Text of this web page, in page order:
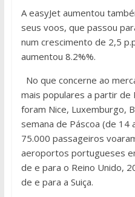
A easyJet aumentou
seus voos, que passou
num crescimento de 2,5
aumentou 8.2%%.
No que concerne ao
mais populares a partir
foram Nice, Luxemburgo,
semana de Páscoa (de 14
75.000 passageiros
aeroportos portugueses
de e para o Reino Unido,
de e para a Suiça.